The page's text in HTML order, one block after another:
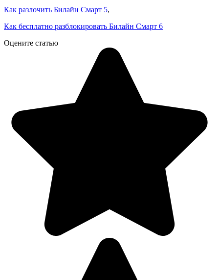
Как разлочить Билайн Смарт 5,
Как бесплатно разблокировать Билайн Смарт 6
Оцените статью